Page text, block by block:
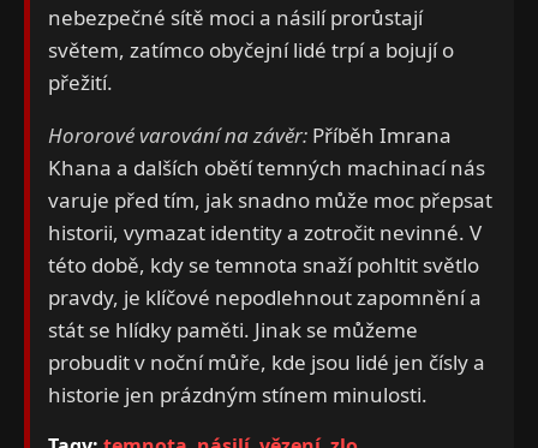
nebezpečné sítě moci a násilí prorůstají
světem, zatímco obyčejní lidé trpí a bojují o
přežití.
Hororové varování na závěr: Příběh Imrana
Khana a dalších obětí temných machinací nás
varuje před tím, jak snadno může moc přepsat
historii, vymazat identity a zotročit nevinné. V
této době, kdy se temnota snaží pohltit světlo
pravdy, je klíčové nepodlehnout zapomnění a
stát se hlídky paměti. Jinak se můžeme
probudit v noční můře, kde jsou lidé jen čísly a
historie jen prázdným stínem minulosti.